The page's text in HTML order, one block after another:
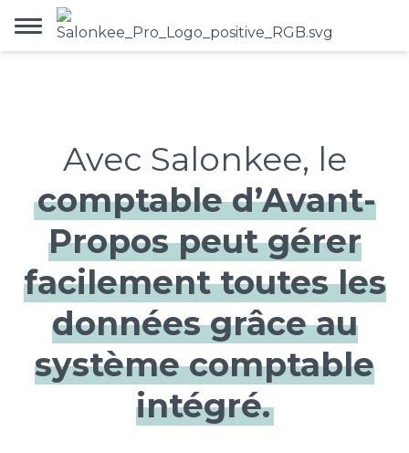
Avec Salonkee, le
comptable d’Avant-
Propos peut gérer
facilement toutes les
données grâce au
système comptable
intégré.